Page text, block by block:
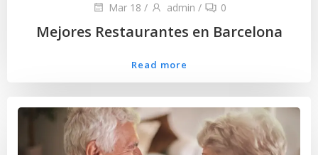
Mar 18 / admin / 0
Mejores Restaurantes en Barcelona
Read more